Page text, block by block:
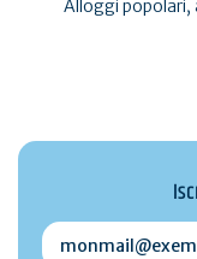
Alloggi